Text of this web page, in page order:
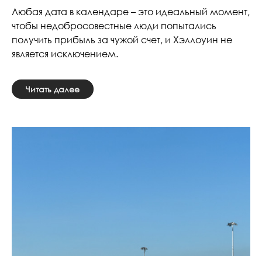
Любая дата в календаре – это идеальный момент,
чтобы недобросовестные люди попытались
получить прибыль за чужой счет, и Хэллоуин не
является исключением.
Читать далее